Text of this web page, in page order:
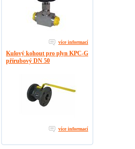
více informací
Kulový kohout pro plyn KPC-G
přírubový DN 50
více informací